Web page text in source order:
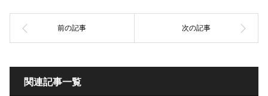
関連記事一覧